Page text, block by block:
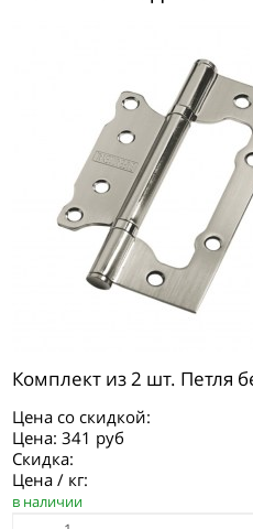
Комплект из 2 шт. Петля
Цена со скидкой:
Цена: 341 руб
Скидка:
Цена / кг:
в наличии